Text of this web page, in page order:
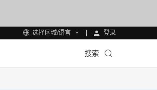
选择区域/语言 登录
搜索